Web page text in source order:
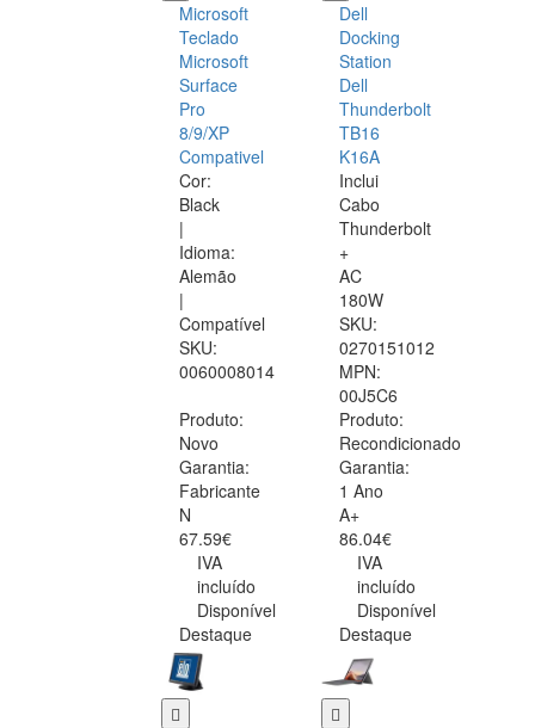
Microsoft
Teclado
Microsoft
Surface
Pro
8/9/XP
Compativel
Cor:
Black
|
Idioma:
Alemão
|
Compatível
SKU:
0060008014
Produto:
Novo
Garantia:
Fabricante
N
67.59€
IVA
incluído
Disponível
Dell
Docking
Station
Dell
Thunderbolt
TB16
K16A
Inclui
Cabo
Thunderbolt
+
AC
180W
SKU:
0270151012
MPN:
00J5C6
Produto:
Recondicionado
Garantia:
1 Ano
A+
86.04€
IVA
incluído
Disponível
Destaque
Destaque